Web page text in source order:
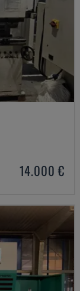
14.000 €